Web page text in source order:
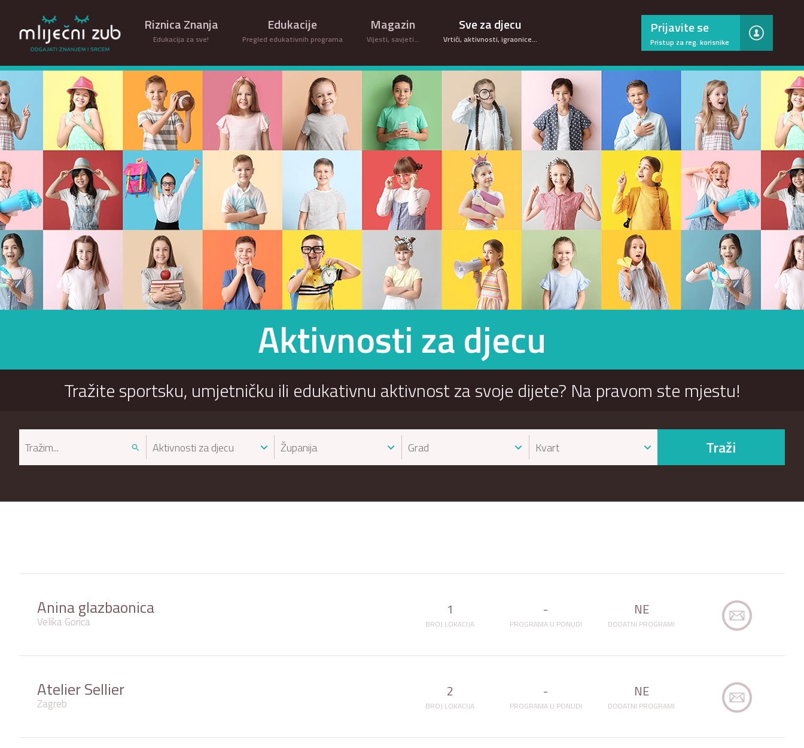
×
Riznica Znanja
Edukacija za sve!
Edukacije
Pregled edukativnih programa
Magazin
Vijesti, savjeti...
Sve za djecu
Vrtići, aktivnosti, igraonice…
Prijavite se
Pristup za reg. korisnike
Aktivnosti za djecu
Tražite sportsku, umjetničku ili edukativnu aktivnost za svoje dijete? Na pravom ste mjestu!
Traži
Anina glazbaonica
Velika Gorica
1
BROJ LOKACIJA
-
PROGRAMA U PONUDI
NE
DODATNI PROGRAMI
Atelier Sellier
Zagreb
2
BROJ LOKACIJA
-
PROGRAMA U PONUDI
NE
DODATNI PROGRAMI